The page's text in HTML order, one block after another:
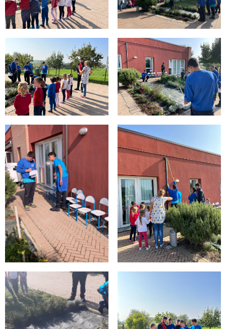
CORSI
NEWS
SETTORI
PROFESSIONALI
SERVIZI
AL
LAVORO
IL
CENTRO
PROGETTO
EDUCATIVO
ORIENTAMENTO
QUALITÀ
E
ACCREDITAMENTO
EXTRA
CONTATTI